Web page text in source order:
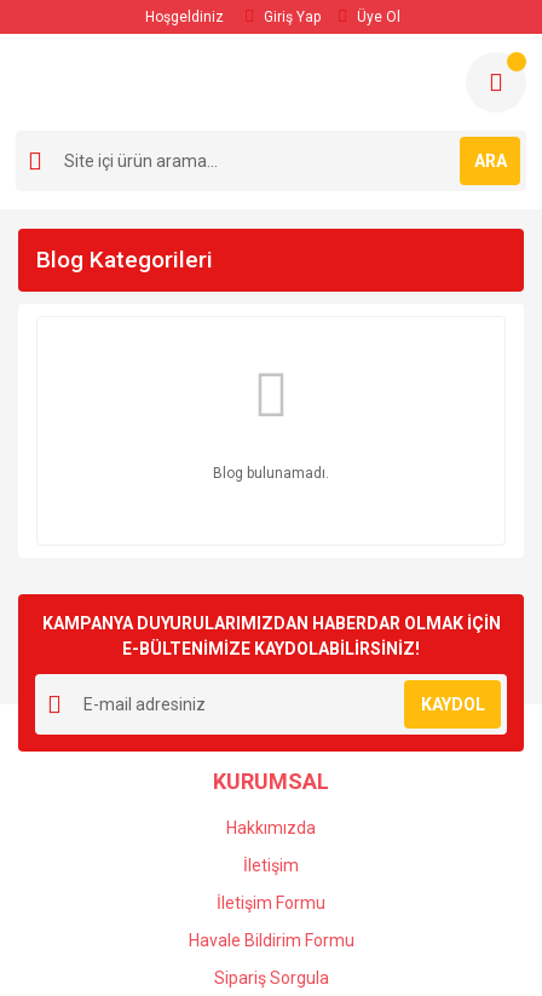
Hoşgeldiniz Giriş Yap Üye Ol
ARA
Blog Kategorileri
Blog bulunamadı.
KAMPANYA DUYURULARIMIZDAN HABERDAR OLMAK İÇİN
E-BÜLTENİMİZE KAYDOLABİLİRSİNİZ!
KAYDOL
KURUMSAL
Hakkımızda
İletişim
İletişim Formu
Havale Bildirim Formu
Sipariş Sorgula